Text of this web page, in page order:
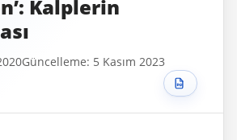
Kalplerin
Güncelleme: 5 Kasım 2023